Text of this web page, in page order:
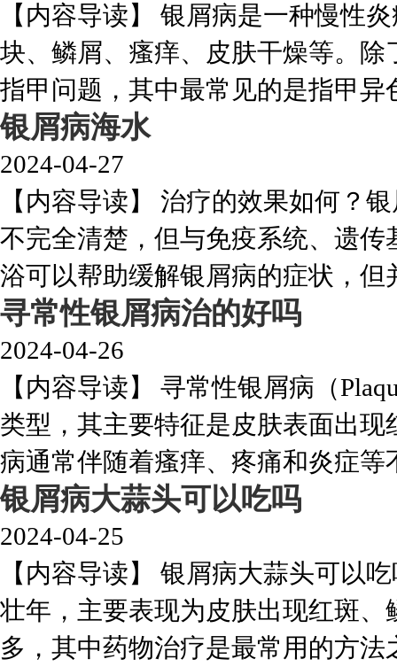
【内容导读】 银屑病是一种慢性
块、鳞屑、瘙痒、皮肤干燥等。
指甲问题，其中最常见的是指甲
银屑病海水
2024-04-27
【内容导读】 治疗的效果如何？
不完全清楚，但与免疫系统、遗
浴可以帮助缓解银屑病的症状，
寻常性银屑病治的好吗
2024-04-26
【内容导读】 寻常性银屑病（
类型，其主要特征是皮肤表面出
病通常伴随着瘙痒、疼痛和炎症
银屑病大蒜头可以吃吗
2024-04-25
【内容导读】 银屑病大蒜头可以
壮年，主要表现为皮肤出现红斑
多，其中药物治疗是最常用的方